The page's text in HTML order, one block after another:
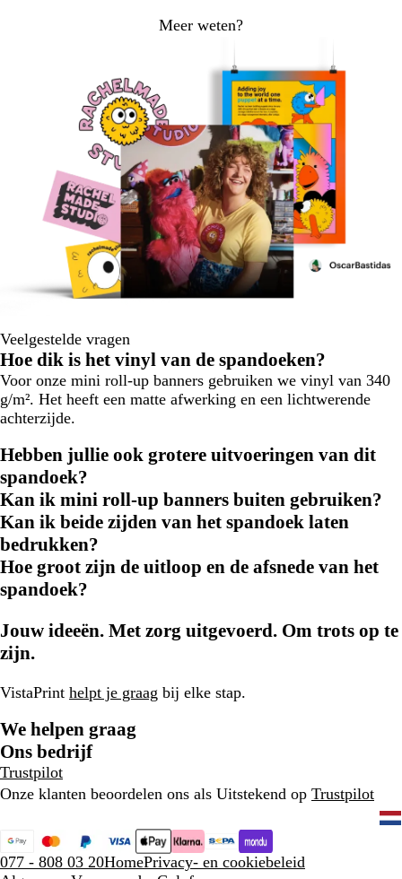
Meer weten?
Veelgestelde vragen
Hoe dik is het vinyl van de spandoeken?
Voor onze mini roll-up banners gebruiken we vinyl van 340
g/m². Het heeft een matte afwerking en een lichtwerende
achterzijde.
Hebben jullie ook grotere uitvoeringen van dit
spandoek?
Kan ik mini roll-up banners buiten gebruiken?
Kan ik beide zijden van het spandoek laten
bedrukken?
Hoe groot zijn de uitloop en de afsnede van het
spandoek?
Jouw ideeën. Met zorg uitgevoerd. Om trots op te
zijn.
VistaPrint helpt je graag bij elke stap.
We helpen graag
Ons bedrijf
Trustpilot
Onze klanten beoordelen ons als Uitstekend op Trustpilot
077 - 808 03 20HomePrivacy- en cookiebeleid